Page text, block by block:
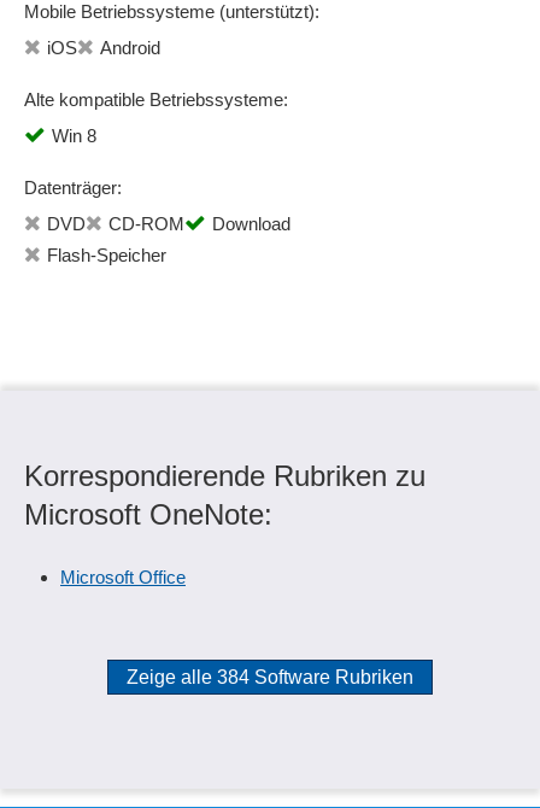
Mobile Betriebssysteme (unterstützt):
iOS
Android
Alte kompatible Betriebssysteme:
Win 8
Datenträger:
DVD
CD-ROM
Download
Flash-Speicher
Korrespondierende Rubriken zu
Microsoft OneNote:
Microsoft Office
Zeige alle 384 Software Rubriken